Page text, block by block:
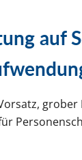
auf
grober